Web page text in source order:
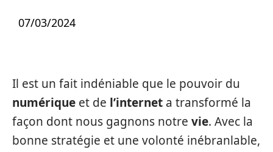
07/03/2024
Il est un fait indéniable que le pouvoir du
numérique et de l’internet a transformé la
façon dont nous gagnons notre vie. Avec la
bonne stratégie et une volonté inébranlable,